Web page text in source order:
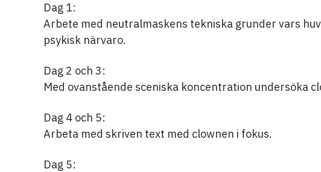
Dag 1:
Arbete med neutralmaskens tekniska grunder vars
psykisk närvaro.
Dag 2 och 3:
Med ovanstående sceniska koncentration undersöka
Dag 4 och 5:
Arbeta med skriven text med clownen i fokus.
Dag 5: